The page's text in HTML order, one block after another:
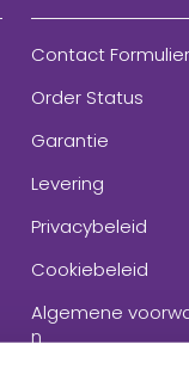
Contact Formulier
Order Status
Garantie
Levering
Privacybeleid
Cookiebeleid
Algemene
n